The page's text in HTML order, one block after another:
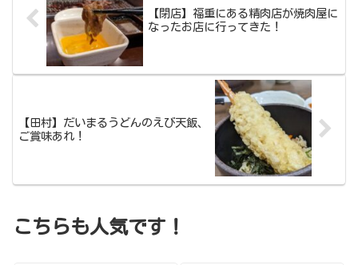
【閉店】福重にある精肉店が焼肉屋に
なったお店に行ってきた！
【田村】だいまるうどんのえび天飯、
ご賞味あれ！
こちらも人気です！